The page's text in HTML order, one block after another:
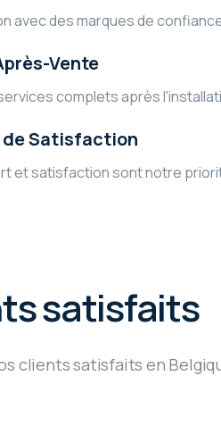
avec des marques de
Vente
complets après
Satisfaction
et satisfaction sont notre
satisfaits
clients satisfaits en